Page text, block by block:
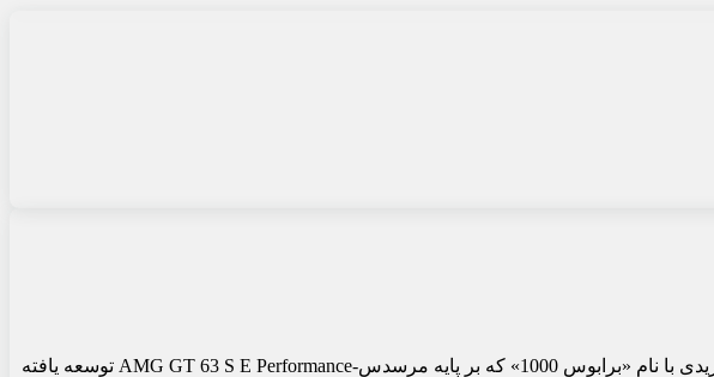
، شرکت تیونینگ مشهور برابوس از تازه‌ترین محصول خود رونمایی کرده است؛ خودرویی هیبریدی با نام «برابوس 1000» که بر پایه مرسدس-AMG GT 63 S E Performance توسعه یافته